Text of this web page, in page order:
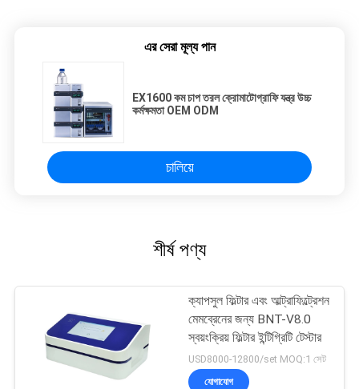
এর সেরা মূল্য পান
EX1600 কম চাপ তরল ক্রোমাটোগ্রাফি যন্ত্র উচ্চ
কর্মক্ষমতা OEM ODM
চালিয়ে
শীর্ষ পণ্য
ক্যাপসুল ফিল্টার এবং আল্ট্রাফিল্ট্রেশন
মেমব্রেনের জন্য BNT-V8.0
স্বয়ংক্রিয় ফিল্টার ইন্টিগ্রিটি টেস্টার
USD8000-12800/set MOQ:1 সেট
যোগাযোগ